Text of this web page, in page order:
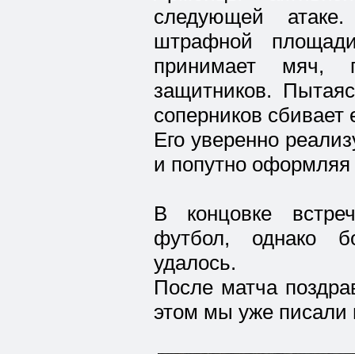
следующей
штрафной
принимает мяч,
защитников.
соперников
Его уверенно
и попутно оформляя
В концовке
футбол, однако
удалось.
После матча
этом мы уже писали